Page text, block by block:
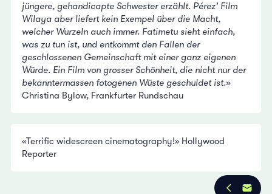
jüngere, gehandicapte Schwester erzählt. Pérez’ Film
Wilaya aber liefert kein Exempel über die Macht,
welcher Wurzeln auch immer. Fatimetu sieht einfach,
was zu tun ist, und entkommt den Fallen der
geschlossenen Gemeinschaft mit einer ganz eigenen
Würde. Ein Film von grosser Schönheit, die nicht nur der
bekanntermassen fotogenen Wüste geschuldet ist.»
Christina Bylow, Frankfurter Rundschau
«Terrific widescreen cinematography!» Hollywood
Reporter